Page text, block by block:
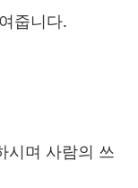
줍니다.
시며 사람의 쓰